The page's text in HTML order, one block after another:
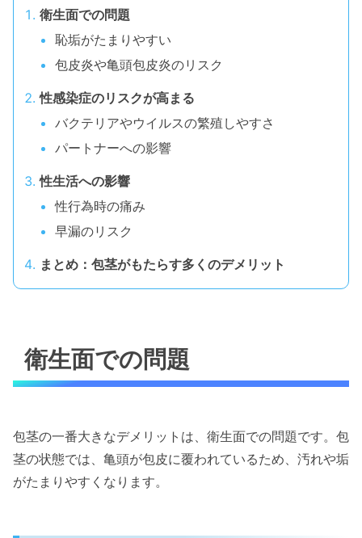
衛生面での問題
恥垢がたまりやすい
包皮炎や亀頭包皮炎のリスク
性感染症のリスクが高まる
バクテリアやウイルスの繁殖しやすさ
パートナーへの影響
性生活への影響
性行為時の痛み
早漏のリスク
まとめ：包茎がもたらす多くのデメリット
衛生面での問題
包茎の一番大きなデメリットは、衛生面での問題です。包
茎の状態では、亀頭が包皮に覆われているため、汚れや垢
がたまりやすくなります。